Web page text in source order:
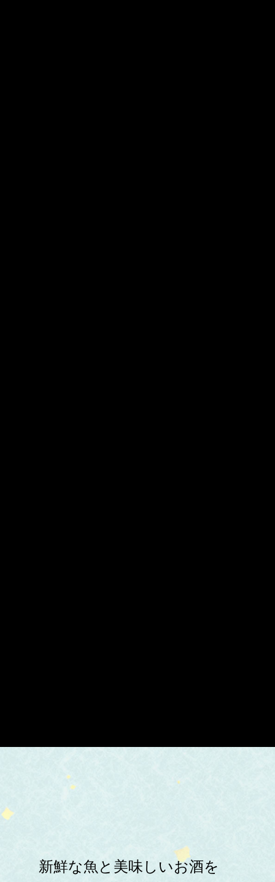
新鮮な魚と美味しいお酒を